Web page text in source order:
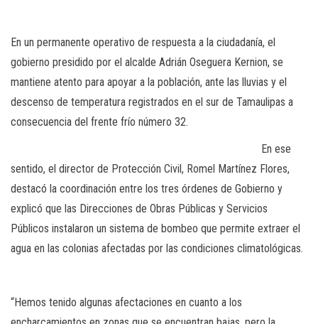
En un permanente operativo de respuesta a la ciudadanía, el
gobierno presidido por el alcalde Adrián Oseguera Kernion, se
mantiene atento para apoyar a la población, ante las lluvias y el
descenso de temperatura registrados en el sur de Tamaulipas a
consecuencia del frente frío número 32.
En ese
sentido, el director de Protección Civil, Romel Martínez Flores,
destacó la coordinación entre los tres órdenes de Gobierno y
explicó que las Direcciones de Obras Públicas y Servicios
Públicos instalaron un sistema de bombeo que permite extraer el
agua en las colonias afectadas por las condiciones climatológicas.
“Hemos tenido algunas afectaciones en cuanto a los